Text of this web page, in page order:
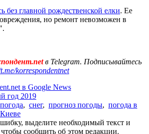
главной рождественской елки. Ее
но ремонт невозможен в
в Telegram. Подписывайтесь
korrespondentnet
в Google News
год 2019
погода, снег, прогноз погоды, погода в
выделите необходимый текст и
сообщить об этом редакции.